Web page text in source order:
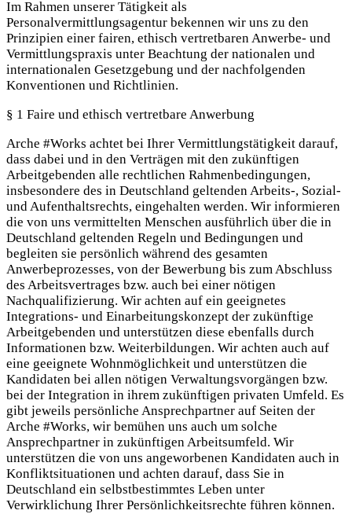
Im Rahmen unserer Tätigkeit als
Personalvermittlungsagentur bekennen wir uns zu den
Prinzipien einer fairen, ethisch vertretbaren Anwerbe- und
Vermittlungspraxis unter Beachtung der nationalen und
internationalen Gesetzgebung und der nachfolgenden
Konventionen und Richtlinien.
§ 1 Faire und ethisch vertretbare Anwerbung
Arche #Works achtet bei Ihrer Vermittlungstätigkeit darauf,
dass dabei und in den Verträgen mit den zukünftigen
Arbeitgebenden alle rechtlichen Rahmenbedingungen,
insbesondere des in Deutschland geltenden Arbeits-, Sozial-
und Aufenthaltsrechts, eingehalten werden. Wir informieren
die von uns vermittelten Menschen ausführlich über die in
Deutschland geltenden Regeln und Bedingungen und
begleiten sie persönlich während des gesamten
Anwerbeprozesses, von der Bewerbung bis zum Abschluss
des Arbeitsvertrages bzw. auch bei einer nötigen
Nachqualifizierung. Wir achten auf ein geeignetes
Integrations- und Einarbeitungskonzept der zukünftige
Arbeitgebenden und unterstützen diese ebenfalls durch
Informationen bzw. Weiterbildungen. Wir achten auch auf
eine geeignete Wohnmöglichkeit und unterstützen die
Kandidaten bei allen nötigen Verwaltungsvorgängen bzw.
bei der Integration in ihrem zukünftigen privaten Umfeld. Es
gibt jeweils persönliche Ansprechpartner auf Seiten der
Arche #Works, wir bemühen uns auch um solche
Ansprechpartner in zukünftigen Arbeitsumfeld. Wir
unterstützen die von uns angeworbenen Kandidaten auch in
Konfliktsituationen und achten darauf, dass Sie in
Deutschland ein selbstbestimmtes Leben unter
Verwirklichung Ihrer Persönlichkeitsrechte führen können.